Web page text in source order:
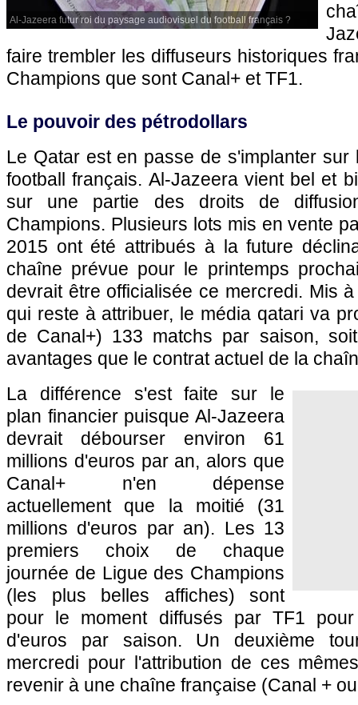
Al-Jazeera futur roi du paysage audiovisuel du football français ?
faire trembler les diffuseurs historiques
Champions que sont Canal+ et TF1.
Le pouvoir des pétrodollars
Le Qatar est en passe de s'implanter sur
football français. Al-Jazeera vient bel et
sur une partie des droits de
Champions. Plusieurs lots mis en vente
2015 ont été attribués à la future
chaîne prévue pour le printemps
devrait être officialisée ce mercredi. Mis
qui reste à attribuer, le média qatari va
de Canal+) 133 matchs par saison,
avantages que le contrat actuel de la
La différence s'est faite sur le
plan financier puisque Al-Jazeera
devrait débourser environ 61
millions d'euros par an, alors que
Canal+ n'en dépense
actuellement que la moitié (31
millions d'euros par an). Les 13
premiers choix de chaque
journée de Ligue des Champions
(les plus belles affiches) sont
pour le moment diffusés par TF1
d'euros par saison. Un deuxième
mercredi pour l'attribution de ces
revenir à une chaîne française (Canal +